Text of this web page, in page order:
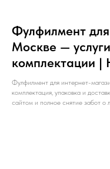
Фулфилмент
Москве —
комплектации |
Фулфилмент для интернет-
комплектация, упаковка и
сайтом и полное снятие забот о